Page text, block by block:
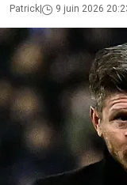
Patrick 9 juin 2026